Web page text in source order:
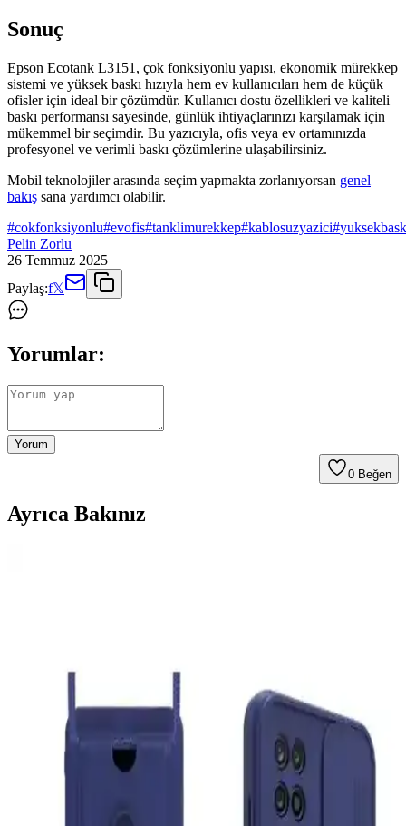
Sonuç
Epson Ecotank L3151, çok fonksiyonlu yapısı, ekonomik mürekkep
sistemi ve yüksek baskı hızıyla hem ev kullanıcıları hem de küçük
ofisler için ideal bir çözümdür. Kullanıcı dostu özellikleri ve kaliteli
baskı performansı sayesinde, günlük ihtiyaçlarınızı karşılamak için
mükemmel bir seçimdir. Bu yazıcıyla, ofis veya ev ortamınızda
profesyonel ve verimli baskı çözümlerine ulaşabilirsiniz.
Mobil teknolojiler arasında seçim yapmakta zorlanıyorsan genel
bakış sana yardımcı olabilir.
#cokfonksiyonlu#evofis#tanklimurekkep#kablosuzyazici#
Pelin Zorlu
26 Temmuz 2025
Paylaş:f𝕏
Yorumlar:
Yorum
0 Beğen
Ayrıca Bakınız
ve kart bölmesiyle pratik kullanım sunar.
Samsung Galaxy Tab A11+ ve A9+ Plus İçin Tam
Koruma ve Kullanım Kolaylığı Sunan Kılıf
Samsung Galaxy Tab A11+ ve A9+ Plus modelleriyle uyumlu, 360
derece dönebilir, dayanıklı ve şık tasarımlı kılıf, kullanım kolaylığı